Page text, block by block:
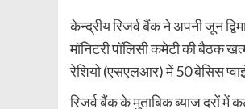
केन्द्रीय रिजर्व बैंक ने अपनी जून
मॉनिटरी पॉलिसी कमेटी की बैठक
रेशियो (एसएलआर) में 50 बेसिस
रिजर्व बैंक के मुताबिक ब्याज दरों